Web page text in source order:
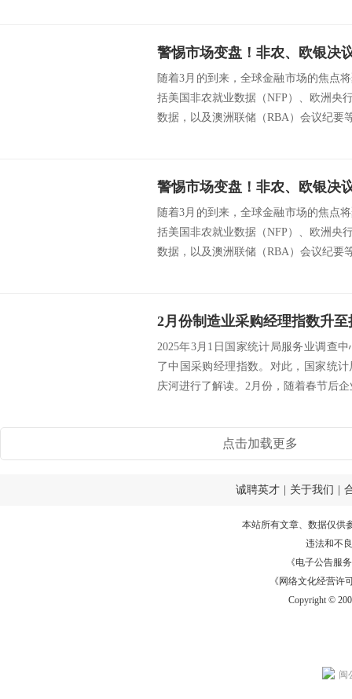
随着3月的到来，全球金融市场的焦点
括美国非农就业数据（NFP）、欧洲央
数据，以及澳洲联储（RBA）会议纪要
随着3月的到来，全球金融市场的焦点
括美国非农就业数据（NFP）、欧洲央
数据，以及澳洲联储（RBA）会议纪要
2025年3月1日国家统计局服务业调查
了中国采购经理指数。对此，国家统
庆河进行了解读。2月份，随着春节后
点击加载更多
诚聘英才 关于我们
本站所有文章、数据仅供
违法和不
《电子公告服务
《网络文化经营许
Copyright ©
闽